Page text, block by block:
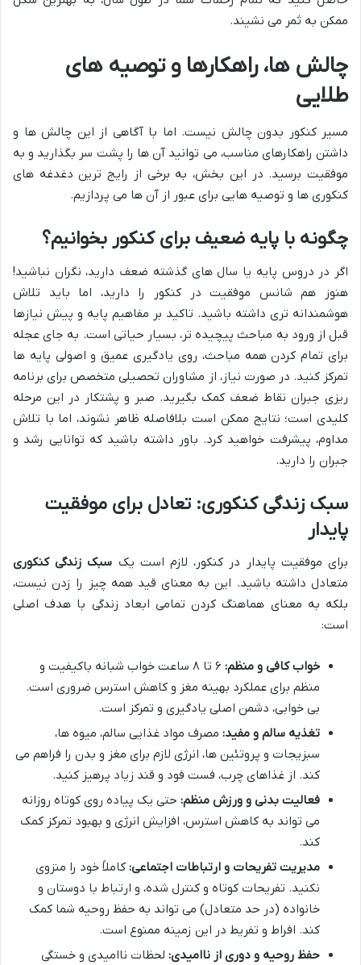
ممکن به ثمر می نشیند.
چالش ها، راهکارها و توصیه های
طلایی
مسیر کنکور بدون چالش نیست. اما با آگاهی از این چالش ها و
داشتن راهکارهای مناسب، می توانید آن ها را پشت سر بگذارید و به
موفقیت برسید. در این بخش، به برخی از رایج ترین دغدغه های
کنکوری ها و توصیه هایی برای عبور از آن ها می پردازیم.
چگونه با پایه ضعیف برای کنکور بخوانیم؟
اگر در دروس پایه یا سال های گذشته ضعف دارید، نگران نباشید!
هنوز هم شانس موفقیت در کنکور را دارید، اما باید تلاش
هوشمندانه تری داشته باشید. تاکید بر مفاهیم پایه و پیش نیازها
قبل از ورود به مباحث پیچیده تر، بسیار حیاتی است. به جای عجله
برای تمام کردن همه مباحث، روی یادگیری عمیق و اصولی پایه ها
تمرکز کنید. در صورت نیاز، از مشاوران تحصیلی متخصص برای برنامه
ریزی جبران نقاط ضعف کمک بگیرید. صبر و پشتکار در این مرحله
کلیدی است؛ نتایج ممکن است بلافاصله ظاهر نشوند، اما با تلاش
مداوم، پیشرفت خواهید کرد. باور داشته باشید که توانایی رشد و
جبران را دارید.
سبک زندگی کنکوری: تعادل برای موفقیت
پایدار
برای موفقیت پایدار در کنکور، لازم است یک سبک زندگی کنکوری
متعادل داشته باشید. این به معنای قید همه چیز را زدن نیست،
بلکه به معنای هماهنگ کردن تمامی ابعاد زندگی با هدف اصلی
است:
خواب کافی و منظم:
۶ تا ۸ ساعت خواب شبانه باکیفیت و
منظم برای عملکرد بهینه مغز و کاهش استرس ضروری است.
بی خوابی، دشمن اصلی یادگیری و تمرکز است.
تغذیه سالم و مفید: مصرف مواد غذایی سالم، میوه ها،
سبزیجات و پروتئین ها، انرژی لازم برای مغز و بدن را فراهم می
کند. از غذاهای چرب، فست فود و قند زیاد پرهیز کنید.
فعالیت بدنی و ورزش منظم: حتی یک پیاده روی کوتاه روزانه
می تواند به کاهش استرس، افزایش انرژی و بهبود تمرکز کمک
کند.
مدیریت تفریحات و ارتباطات اجتماعی: کاملاً خود را منزوی
نکنید. تفریحات کوتاه و کنترل شده، و ارتباط با دوستان و
خانواده (در حد متعادل) می تواند به حفظ روحیه شما کمک
کند. افراط و تفریط در این زمینه ممنوع است.
حفظ روحیه و دوری از ناامیدی: لحظات ناامیدی و خستگی